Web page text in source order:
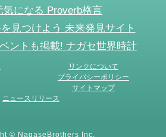
気になる Proverb格言
見つけよう 未来発見サイト
ントも掲載! ナガセ世界時計
リンクについて
プライバシーポリシー
サイトマップ
ニュースリリース
© NagaseBrothers Inc.